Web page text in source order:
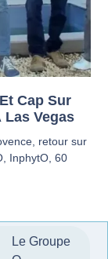
Cap Sur
Las Vegas
retour sur
InphytO, 60
Le Groupe